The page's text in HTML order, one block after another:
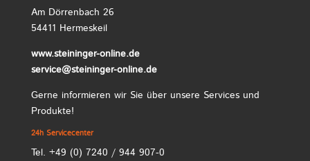
Am Dörrenbach 26
54411 Hermeskeil
www.steininger-online.de
service@steininger-online.de
Gerne informieren wir Sie über unsere Services und
Produkte!
24h Servicecenter
Tel. +49 (0) 7240 / 944 907-0